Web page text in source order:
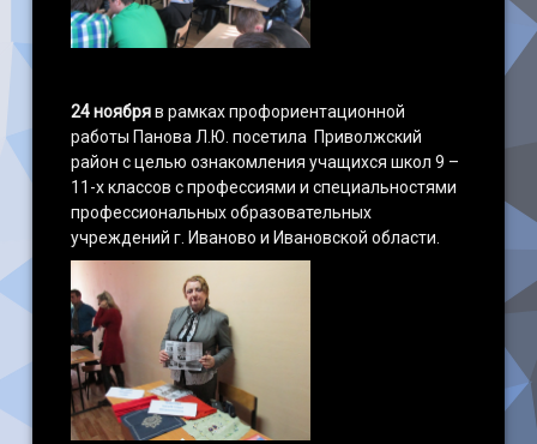
24 ноябряв рамках профориентационной
работы Панова Л.Ю. посетила Приволжский
район с целью ознакомления учащихся школ 9 –
11-х классов с профессиями и специальностями
профессиональных образовательных
учреждений г. Иваново и Ивановской области.